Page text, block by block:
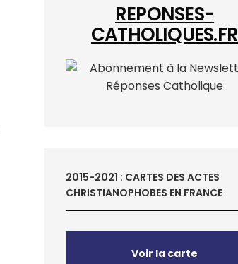
REPONSES-
CATHOLIQUES.FR
2015-2021 : CARTES DES ACTES
CHRISTIANOPHOBES EN FRANCE
Voir la carte